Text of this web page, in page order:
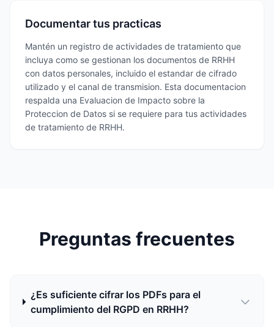
Documentar tus practicas
Mantén un registro de actividades de tratamiento que
incluya como se gestionan los documentos de RRHH
con datos personales, incluido el estandar de cifrado
utilizado y el canal de transmision. Esta documentacion
respalda una Evaluacion de Impacto sobre la
Proteccion de Datos si se requiere para tus actividades
de tratamiento de RRHH.
Preguntas frecuentes
¿Es suficiente cifrar los PDFs para el
cumplimiento del RGPD en RRHH?